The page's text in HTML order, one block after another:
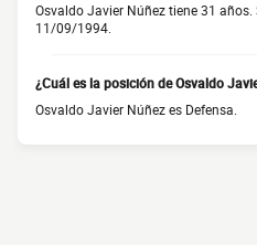
Osvaldo Javier Núñez tiene 31
11/09/1994.
¿Cuál es la posición de Osvaldo
Osvaldo Javier Núñez es Defensa.